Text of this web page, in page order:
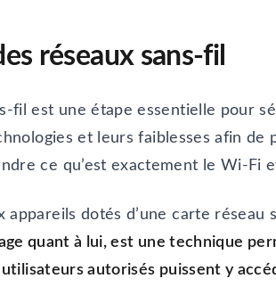
réseaux sans-fil
fil est une étape essentielle pour
et leurs faiblesses afin de
ce qu’est exactement le Wi-Fi
dotés d’une carte réseau
quant à lui, est une technique
autorisés puissent y